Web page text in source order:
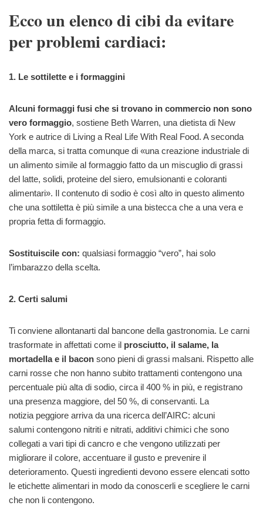
Ecco un elenco di cibi da evitare
per problemi cardiaci:
1. Le sottilette e i formaggini
Alcuni formaggi fusi che si trovano in commercio non sono
vero formaggio, sostiene Beth Warren, una dietista di New
York e autrice di Living a Real Life With Real Food. A seconda
della marca, si tratta comunque di «una creazione industriale di
un alimento simile al formaggio fatto da un miscuglio di grassi
del latte, solidi, proteine del siero, emulsionanti e coloranti
alimentari». Il contenuto di sodio è così alto in questo alimento
che una sottiletta è più simile a una bistecca che a una vera e
propria fetta di formaggio.
Sostituiscile con: qualsiasi formaggio “vero”, hai solo
l’imbarazzo della scelta.
2. Certi salumi
Ti conviene allontanarti dal bancone della gastronomia. Le carni
trasformate in affettati come il prosciutto, il salame, la
mortadella e il bacon sono pieni di grassi malsani. Rispetto alle
carni rosse che non hanno subito trattamenti contengono una
percentuale più alta di sodio, circa il 400 % in più, e registrano
una presenza maggiore, del 50 %, di conservanti. La
notizia peggiore arriva da una ricerca dell’AIRC: alcuni
salumi contengono nitriti e nitrati, additivi chimici che sono
collegati a vari tipi di cancro e che vengono utilizzati per
migliorare il colore, accentuare il gusto e prevenire il
deterioramento. Questi ingredienti devono essere elencati sotto
le etichette alimentari in modo da conoscerli e scegliere le carni
che non li contengono.